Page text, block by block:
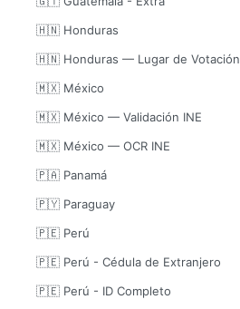
🇭🇳 Honduras
🇭🇳 Honduras — Lugar de Votación
🇲🇽 México
🇲🇽 México — Validación INE
🇲🇽 México — OCR INE
🇵🇦 Panamá
🇵🇾 Paraguay
🇵🇪 Perú
🇵🇪 Perú - Cédula de Extranjero
🇵🇪 Perú - ID Completo